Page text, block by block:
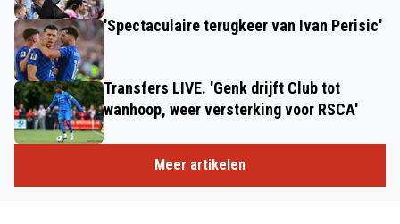
'Spectaculaire terugkeer van Ivan Perisic'
Transfers LIVE. 'Genk drijft Club tot
wanhoop, weer versterking voor RSCA'
Meer artikelen